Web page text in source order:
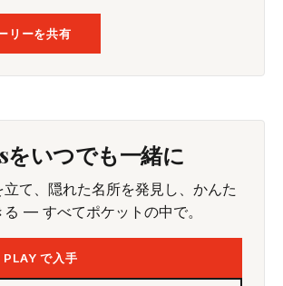
リーを共有
いつでも一緒に
て、隠れた名所を発見し、かんた
— すべてポケットの中で。
PLAY で入手